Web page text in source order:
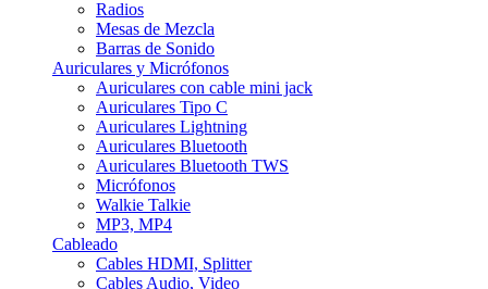
Radios
Mesas de Mezcla
Barras de Sonido
Auriculares y Micrófonos
Auriculares con cable mini jack
Auriculares Tipo C
Auriculares Lightning
Auriculares Bluetooth
Auriculares Bluetooth TWS
Micrófonos
Walkie Talkie
MP3, MP4
Cableado
Cables HDMI, Splitter
Cables Audio, Video